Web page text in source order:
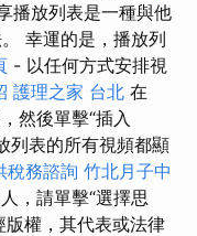
播放列表是一種與他
幸運的是，播放列
- 以任何方式安排視
護理之家 台北 在
然後單擊“插入
列表的所有視頻都顯
稅務諮詢 竹北月子中
，請單擊“選擇思
版權，其代表或法律